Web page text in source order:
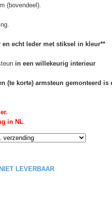
(bovendeel).
echt leder met stiksel in kleur**
in een willekeurig interieur
(te korte) armsteun gemonteerd is
in NL.
LEVERBAAR